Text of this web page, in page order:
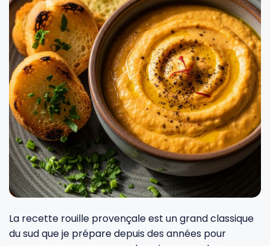
Fourches et fourchettes
Écumoires
Baguettes
Pilons
Presse-agrumes
Pinceaux
Râteaux
Couteaux à fromage
Couteaux à huîtres
Couteaux à pain
Couteaux filet de sole
Couteaux tranchelard
Éplucheurs et zesteurs
Évideurs
Plats et plaques
Moules
Cercles à tarte
Couvercles
Manches et poignées
Nogent
Opinel
De Buyer
Cristel
Tefal
SIF Unis
Pyrex
La recette rouille provençale est un grand classique
du sud que je prépare depuis des années pour